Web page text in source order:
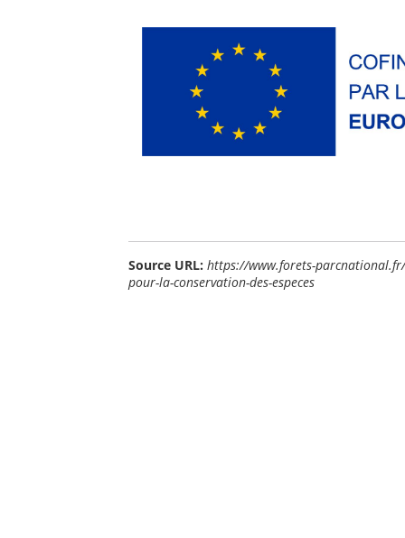
Source URL: https://www.forets-
pour-la-conservation-des-especes